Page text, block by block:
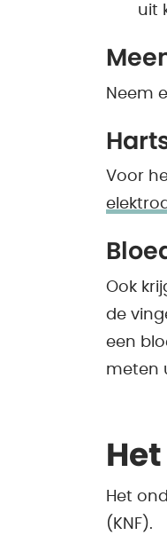
uit
Neem
Voor
Ook
de
een
meten
Het
(KNF).